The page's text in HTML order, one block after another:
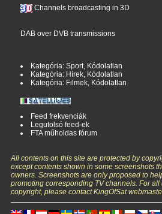
Channels broadcasting in 3D
DAB over DVB transmissions
Kategória: Sport, Kódolatlan
Kategória: Hírek, Kódolatlan
Kategória: Filmek, Kódolatlan
Feed frekvenciák
Legutolsó feed-ek
FTA műholdas fórum
All contents on this site are protected by
except contents shown in some screenshots
owners. Screenshots are only proposed to
promoting corresponding TV channels. For
copyright, please contact KingOfSat